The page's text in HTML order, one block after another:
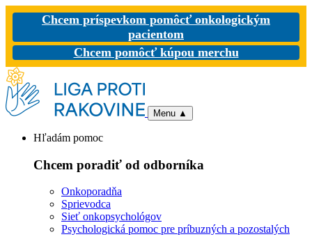
Chcem príspevkom pomôcť onkologickým
pacientom
Chcem pomôcť kúpou merchu
Menu ▲
Hľadám pomoc
Chcem poradiť od odborníka
Onkoporadňa
Sprievodca
Sieť onkopsychológov
Psychologická pomoc pre príbuzných a pozostalých